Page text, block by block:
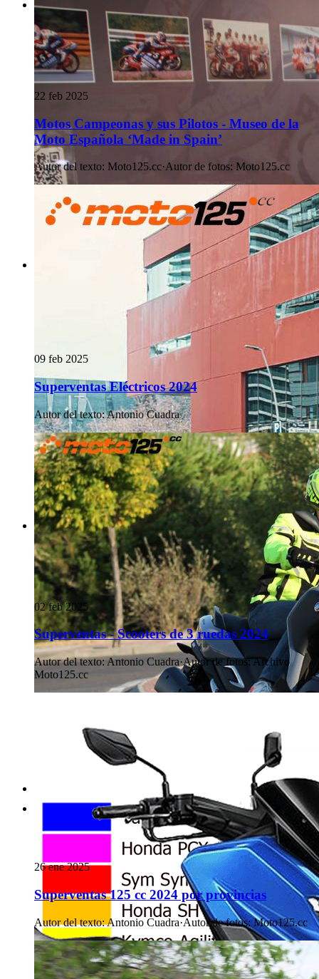
22 feb 2025
Motos Campeonas y sus Pilotos - Museo de la
Moto Española ‘Made in Spain’
Autor del texto: Moto125.cc·Autor de fotos: Moto125.cc
09 feb 2025
Superventas Eléctricos 2024
Autor del texto:Antonio Cuadra
02 feb 2025
Superventas - Scooters de 3 ruedas 2024
Autor del texto:Antonio Cuadra·Autor de fotos:Archivo
Moto125.cc
26 ene 2025
Superventas 125 cc 2024 por provincias
Autor del texto:Antonio Cuadra·Autor de fotos: Moto125.cc